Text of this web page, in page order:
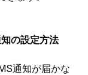
の設定方法
通知が届かな